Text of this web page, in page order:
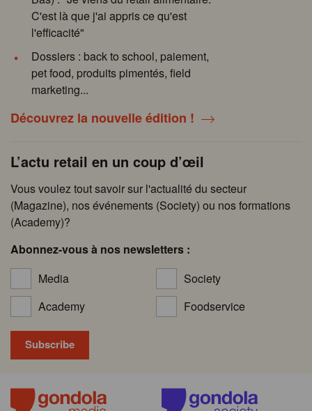
C'est là que j'ai appris ce qu'est
l'efficacité"
Dossiers : back to school, paiement,
pet food, produits pimentés, field
marketing...
Découvrez la nouvelle édition !
L’actu retail en un coup d’œil
Vous voulez tout savoir sur l'actualité du secteur
(Magazine), nos événements (Society) ou nos formations
(Academy)?
Abonnez-vous à nos newsletters :
Media
Society
Academy
Foodservice